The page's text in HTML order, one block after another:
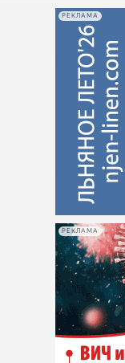
РЕКЛАМА
РЕКЛАМА